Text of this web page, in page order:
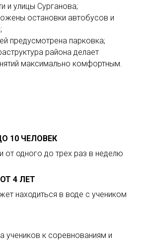
и улицы Сурганова;
остановки автобусов и
предусмотрена парковка;
района делает
максимально комфортным.
10 ЧЕЛОВЕК
от одного до трех раз в неделю
4 ЛЕТ
находиться в воде с учеником
учеников к соревнованиям и